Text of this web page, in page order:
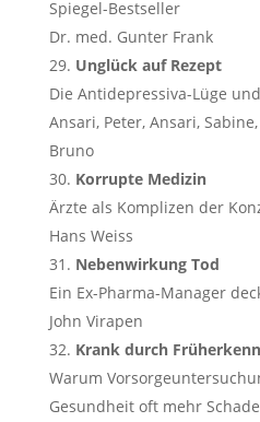
Spiegel-Bestseller
Dr. med. Gunter Frank
Unglück auf Rezept
Die Antidepressiva-Lüge
Ansari, Peter, Ansari,
Bruno
Korrupte Medizin
Ärzte als Komplizen der
Hans Weiss
Nebenwirkung Tod
Ein Ex-Pharma-Manager
John Virapen
Krank durch
Warum
Gesundheit oft mehr